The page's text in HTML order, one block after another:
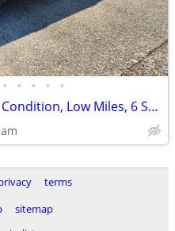
• • • • •
2014 Subaru Forester Great Condition, Low Miles, 6 Spd Manual
terms
sitemap